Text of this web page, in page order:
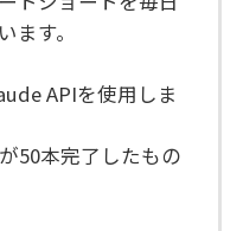
す。
APIを使用しま
50本完了したもの